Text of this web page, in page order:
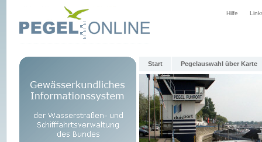
Hilfe
Start Pegelauswahl über Karte